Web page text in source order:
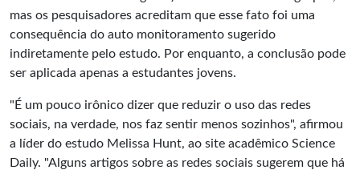
mas os pesquisadores acreditam que esse fato foi uma
consequência do auto monitoramento sugerido
indiretamente pelo estudo. Por enquanto, a conclusão pode
ser aplicada apenas a estudantes jovens.
"É um pouco irônico dizer que reduzir o uso das redes
sociais, na verdade, nos faz sentir menos sozinhos", afirmou
a líder do estudo Melissa Hunt, ao site acadêmico Science
Daily. "Alguns artigos sobre as redes sociais sugerem que há